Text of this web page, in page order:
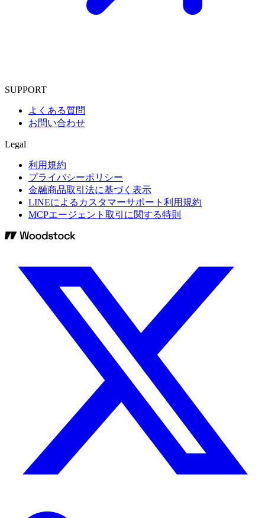
SUPPORT
よくある質問
お問い合わせ
Legal
利用規約
プライバシーポリシー
金融商品取引法に基づく表示
LINEによるカスタマーサポート利用規約
MCPエージェント取引に関する特則